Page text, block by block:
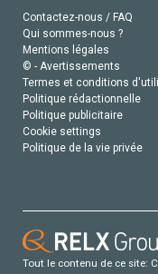
Contactez-nous / FAQ
Qui sommes-nous ?
Mentions légales
© - Avertissements
Termes et conditions
Politique rédactionnelle
Politique publicitaire
Cookie settings
Politique de la vie privée
Tout le contenu de ce site: